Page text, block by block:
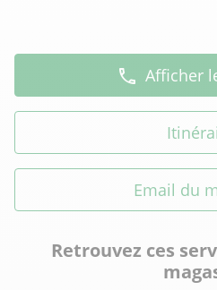
Afficher
Email du
Retrouvez ces